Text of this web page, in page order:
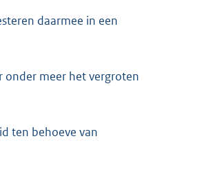
daarmee in een
onder meer het vergroten
ten behoeve van